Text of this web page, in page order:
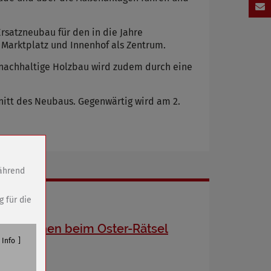
für den in die Jahre
und Innenhof als Zentrum.
Holzbau wird zudem durch eine
des Neubaus. Gegenwärtig wird am 2.
beim Oster-Rätsel
für die
Info